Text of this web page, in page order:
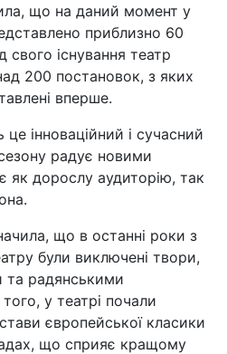
що на даний момент у
приблизно 60
свого існування театр
200 постановок, з яких
вперше.
інноваційний і сучасний
радує новими
дорослу аудиторію, так
що в останні роки з
були виключені твори,
та радянськими
у театрі почали
європейської класики
що сприяє кращому